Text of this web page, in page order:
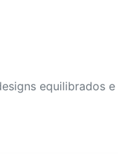
equilibrados e